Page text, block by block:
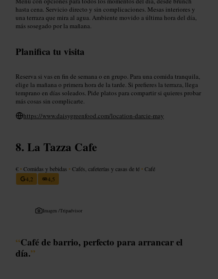
hasta cena. Servicio directo y sin complicaciones. Mesas interiores y
una terraza que mira al agua. Ambiente movido a última hora del día,
más sosegado por la mañana.
Planifica tu visita
Reserva si vas en fin de semana o en grupo. Para una comida tranquila,
elige la mañana o primera hora de la tarde. Si prefieres la terraza, llega
temprano en días soleados. Pide platos para compartir si quieres probar
más cosas sin complicarte.
https://www.daisygreenfood.com/location-darcie-may
La Tazza Cafe
€ •Comidas y bebidas •Cafés, cafeterías y casas de té •Café
4,2
4,5
Imagen /Tripadvisor
“Café de barrio, perfecto para arrancar el
día.”